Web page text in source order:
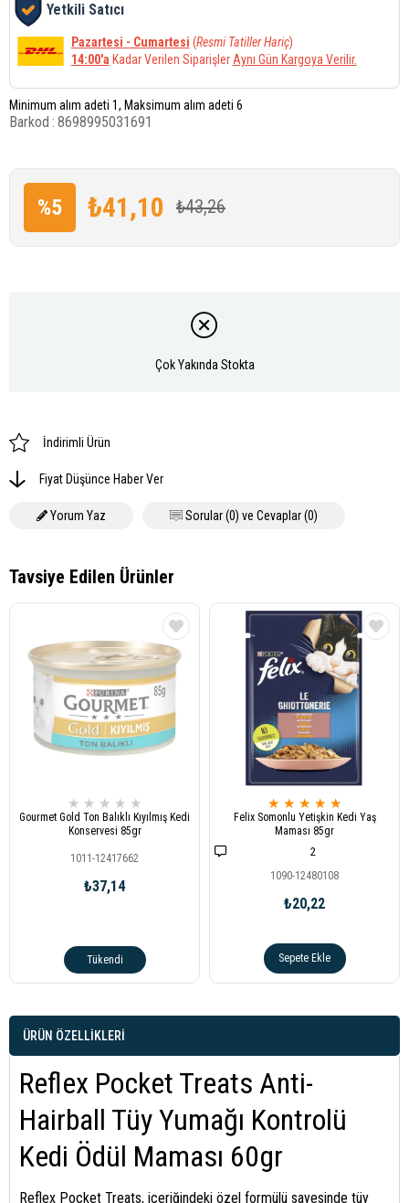
Yetkili Satıcı
Pazartesi - Cumartesi (Resmi Tatiller Hariç)
14:00'a Kadar Verilen Siparişler Aynı Gün Kargoya Verilir.
Minimum alım adeti 1, Maksimum alım adeti 6
Barkod : 8698995031691
%5
₺43,26
₺41,10
Çok Yakında Stokta
İndirimli Ürün
Fiyat Düşünce Haber Ver
Yorum Yaz Sorular (0) ve Cevaplar (0)
Tükendi
★ ★ ★ ★ ★
Gourmet Gold Ton Balıklı Kıyılmış Kedi
Konservesi 85gr
1011-12417662
₺37,14
★ ★ ★ ★ ★
Felix Somonlu Yetişkin Kedi Yaş
Maması 85gr
2
1090-12480108
₺20,22
Sepete Ekle
ÜRÜN ÖZELLIKLERI
Reflex Pocket Treats Anti-
Hairball Tüy Yumağı Kontrolü
Kedi Ödül Maması 60gr
Reflex Pocket Treats, içeriğindeki özel formülü sayesinde tüy